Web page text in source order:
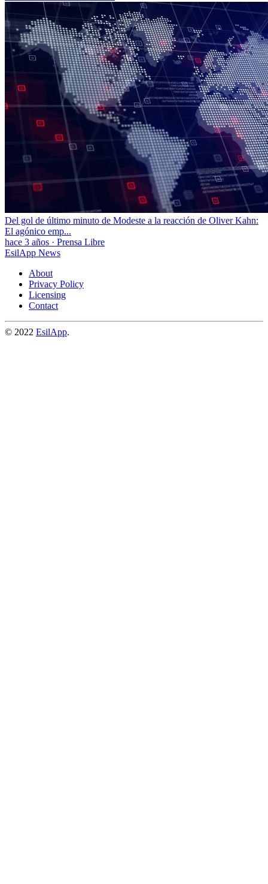
Del gol de último minuto de Modeste a la reacción de Oliver Kahn:
El agónico emp...
hace 3 años · Prensa Libre
EsilApp News
About
Privacy Policy
Licensing
Contact
© 2022 EsilApp.